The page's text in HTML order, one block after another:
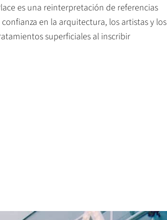
es una reinterpretación de referencias
en la arquitectura, los artistas y los
superficiales al inscribir